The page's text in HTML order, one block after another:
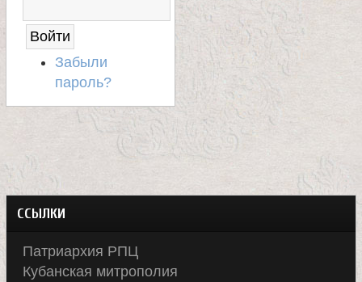
С
Забыли
пароль?
ССЫЛКИ
Патриархия РПЦ
Кубанская митрополия